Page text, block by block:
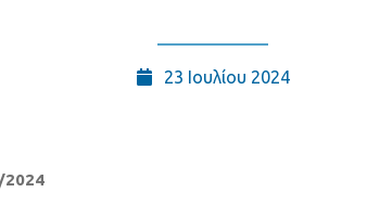
23 Ιουλίου 2024
2024